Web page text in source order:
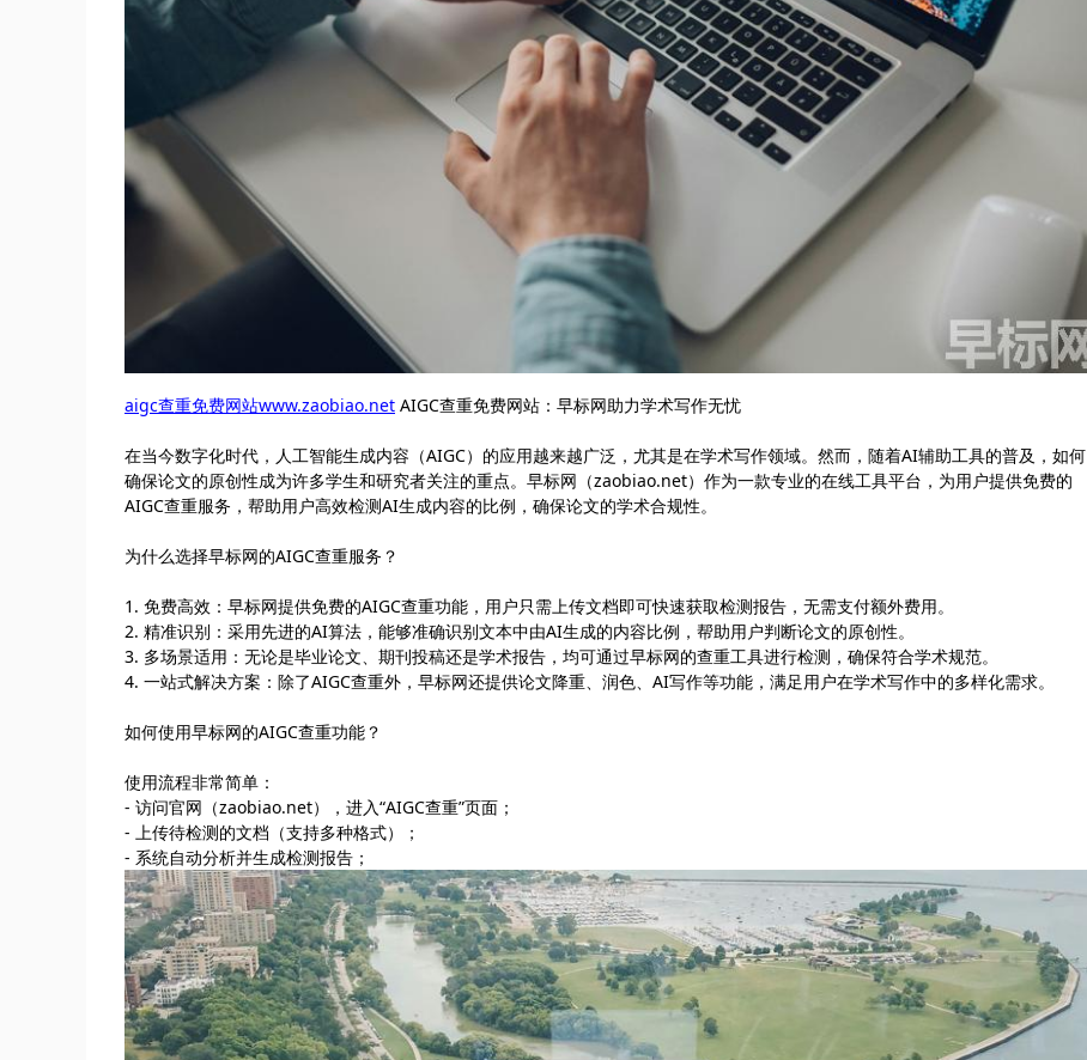
aigc查重免费网站www.zaobiao.net AIGC查重免费网站：早标网助力学术写作无忧
在当今数字化时代，人工智能生成内容（AIGC）的应用越来越广泛，尤其是在学术写作领域。然而，随着AI辅助工具的普及，如何
确保论文的原创性成为许多学生和研究者关注的重点。早标网（zaobiao.net）作为一款专业的在线工具平台，为用户提供免费的
AIGC查重服务，帮助用户高效检测AI生成内容的比例，确保论文的学术合规性。
为什么选择早标网的AIGC查重服务？
1. 免费高效：早标网提供免费的AIGC查重功能，用户只需上传文档即可快速获取检测报告，无需支付额外费用。
2. 精准识别：采用先进的AI算法，能够准确识别文本中由AI生成的内容比例，帮助用户判断论文的原创性。
3. 多场景适用：无论是毕业论文、期刊投稿还是学术报告，均可通过早标网的查重工具进行检测，确保符合学术规范。
4. 一站式解决方案：除了AIGC查重外，早标网还提供论文降重、润色、AI写作等功能，满足用户在学术写作中的多样化需求。
如何使用早标网的AIGC查重功能？
使用流程非常简单：
- 访问官网（zaobiao.net），进入“AIGC查重”页面；
- 上传待检测的文档（支持多种格式）；
- 系统自动分析并生成检测报告；